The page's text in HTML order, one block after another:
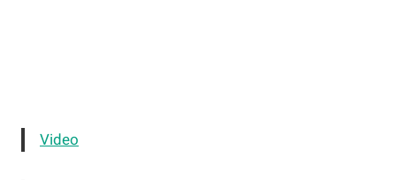
Video